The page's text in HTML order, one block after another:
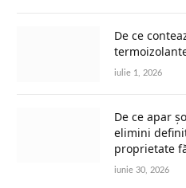
De ce
iulie 1, 2026
De ce apar
elimini
proprietate
iunie 30, 2026